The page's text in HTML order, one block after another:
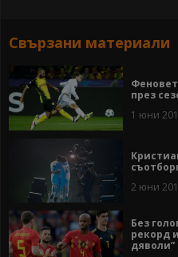
Свързани материали
през
1 юни
2 юни
Без
рекорд